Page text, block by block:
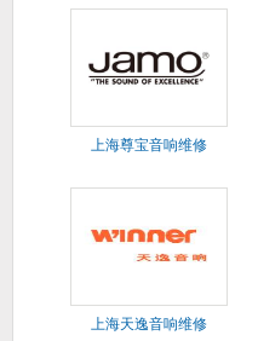
上海尊宝音响维修
上海天逸音响维修